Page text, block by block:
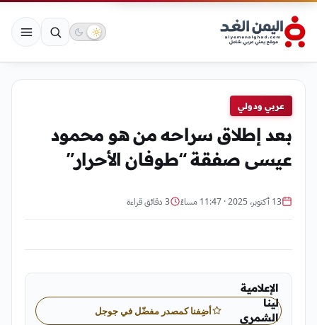
عربي ودولي
بعد إطلاق سراحه من هو محمود
عيسى صفقة “طوفان الأحرار”
13 أكتوبر، 2025 · 11:47 مساءً 3 دقائق قراءة
الإعلامية
لينا
الشمري
أضِفنا كمصدر مفضّل في جوجل